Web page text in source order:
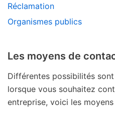
Réclamation
Organismes publics
Les moyens de
Différentes possibilités
lorsque vous souhaitez
entreprise, voici les